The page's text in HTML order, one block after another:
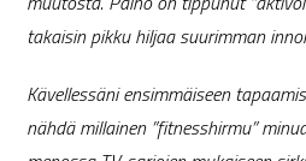
takaisin pikku hiljaa suurimman
Kävellessäni ensimmäiseen
nähdä millainen ”fitnesshirmu”